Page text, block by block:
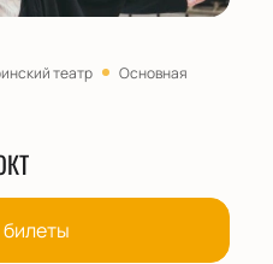
театр
Основная
билеты